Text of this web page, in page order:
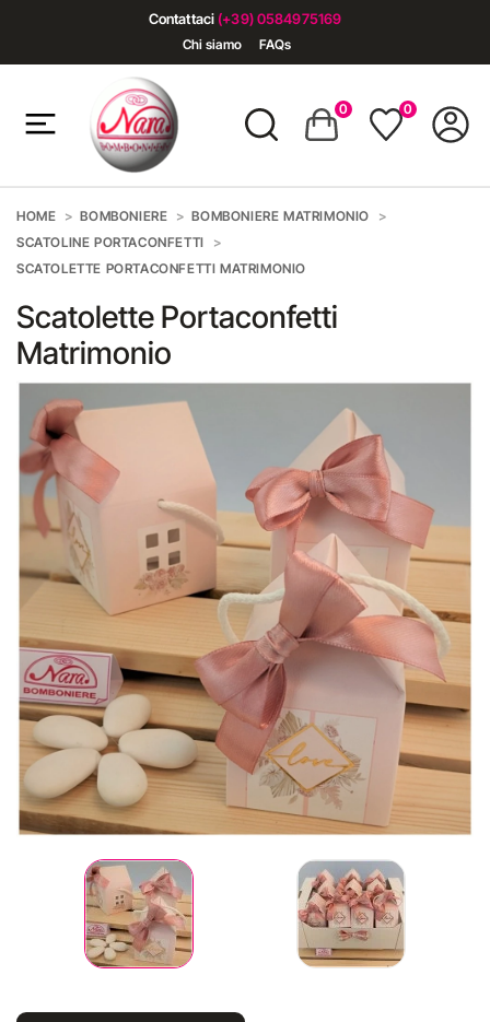
Contattaci (+39) 0584975169
Chi siamo FAQs
0 0
HOME BOMBONIERE
BOMBONIERE MATRIMONIO
SCATOLINE PORTACONFETTI
SCATOLETTE PORTACONFETTI MATRIMONIO
Scatolette Portaconfetti
Matrimonio